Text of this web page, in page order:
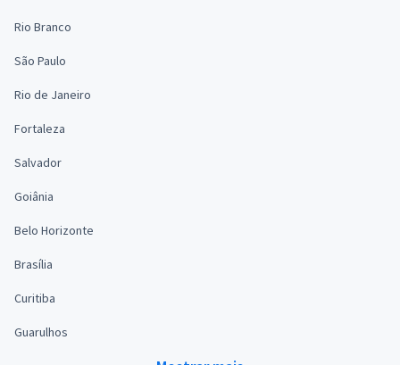
Rio Branco
São Paulo
Rio de Janeiro
Fortaleza
Salvador
Goiânia
Belo Horizonte
Brasília
Curitiba
Guarulhos